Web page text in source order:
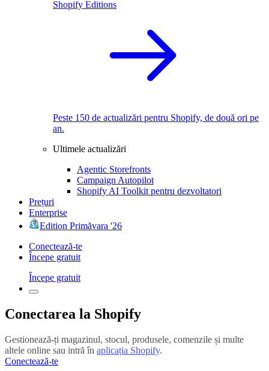
Shopify Editions
Peste 150 de actualizări pentru Shopify, de două ori pe
an.
Ultimele actualizări
Agentic Storefronts
Campaign Autopilot
Shopify AI Toolkit pentru dezvoltatori
Prețuri
Enterprise
Edition Primăvara '26
Conectează-te
Începe gratuit
Începe gratuit
Conectarea la Shopify
Gestionează-ți magazinul, stocul, produsele, comenzile și multe
altele online sau intră în aplicația Shopify.
Conectează-te